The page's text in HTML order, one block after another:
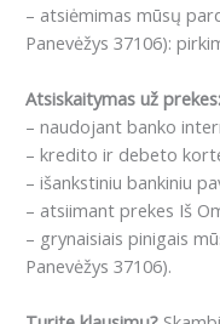
– atsiėmimas mūsų
Panevėžys 37106):
Atsiskaitymas už prekes:
– naudojant banko
– kredito ir debeto
– išankstiniu bankiniu
– atsiimant prekes Iš
– grynaisiais pinigais
Panevėžys 37106).